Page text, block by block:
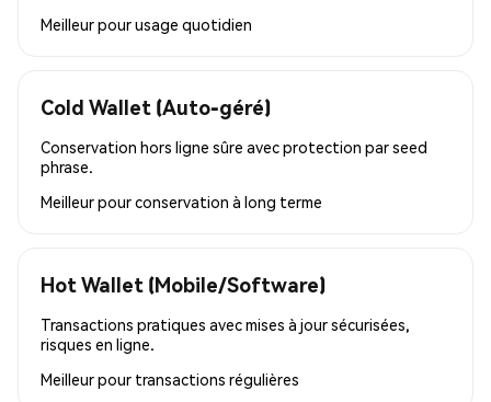
Meilleur pourusage quotidien
Cold Wallet (Auto-géré)
Conservation hors ligne sûre avec protection par seed
phrase.
Meilleur pourconservation à long terme
Hot Wallet (Mobile/Software)
Transactions pratiques avec mises à jour sécurisées,
risques en ligne.
Meilleur pour transactions régulières